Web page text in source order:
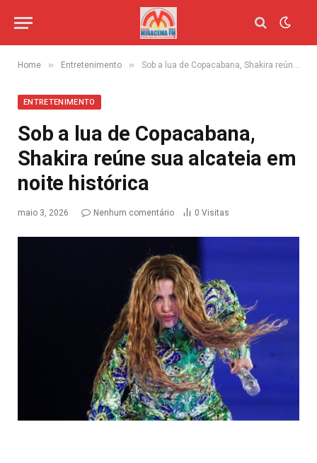
Home » Entretenimento » Sob a lua de Copacabana, Shakira reúne sua alcateia em noite histórica
ENTRETENIMENTO
Sob a lua de Copacabana,
Shakira reúne sua alcateia em
noite histórica
maio 3, 2026 Nenhum comentário 0 Visitas